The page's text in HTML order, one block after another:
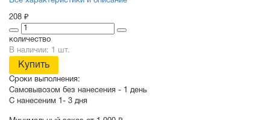
208 ₽
количество
В наличии: 1 шт.
Купить
Сроки выполнения:
Самовывозом без нанесения - 1 день
С нанесеним 1- 3 дня